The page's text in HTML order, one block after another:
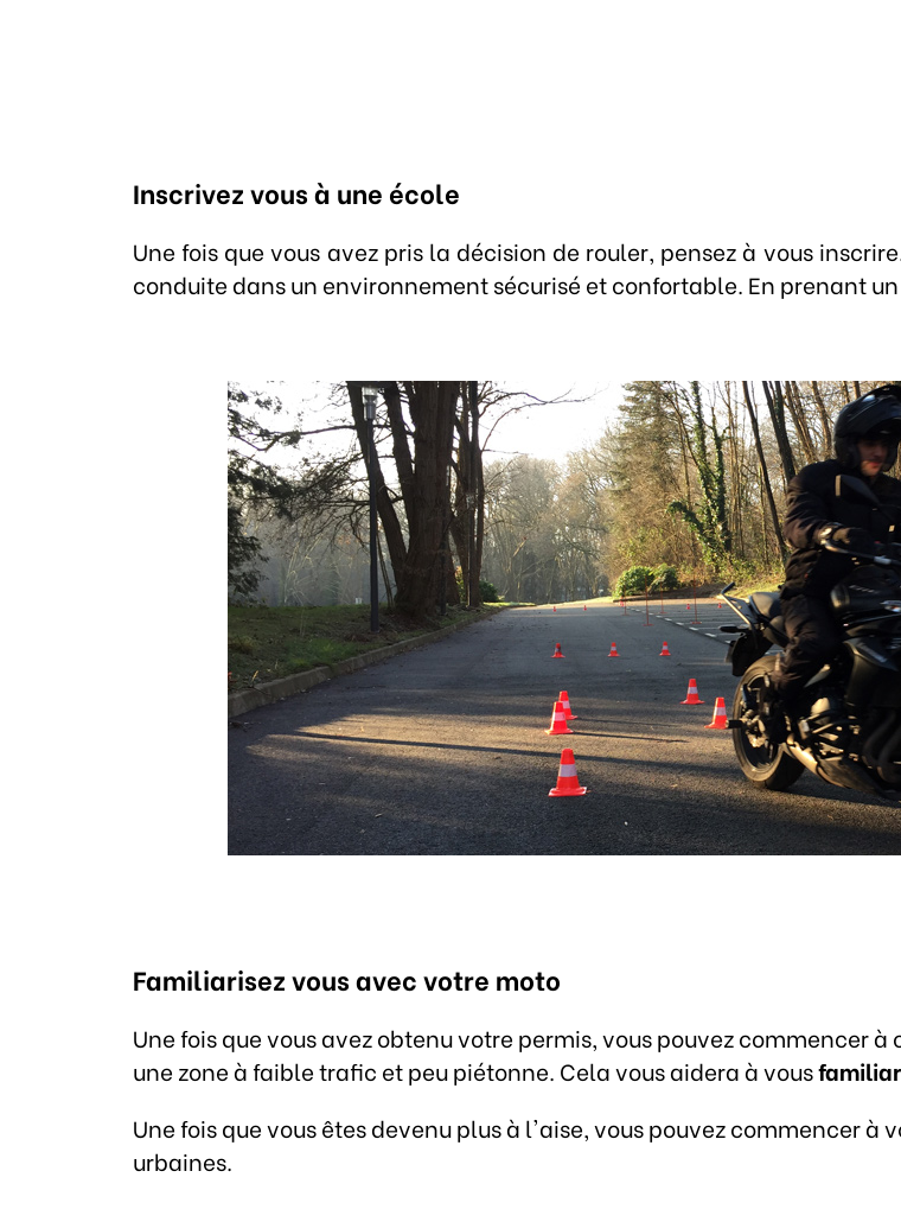
Inscrivez vous à une école
Une fois que vous avez pris la décision de rouler, pensez à vous
conduite dans un environnement sécurisé et confortable. En prenant
Familiarisez vous avec votre moto
Une fois que vous avez obtenu votre permis, vous pouvez commencer
une zone à faible trafic et peu piétonne. Cela vous aidera à vous
Une fois que vous êtes devenu plus à l'aise, vous pouvez commencer à
urbaines.